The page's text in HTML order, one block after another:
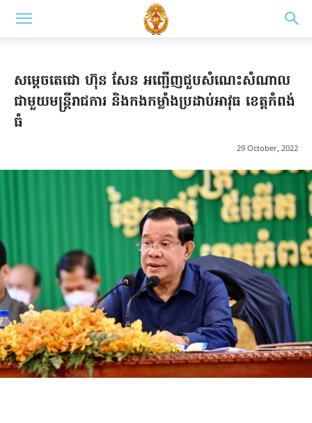
សម្តេចតេជោ ហ៊ុន សែន អញ្ជើញជួបសំណេះសំណាល
ជាមួយមន្ត្រីរាជការ និងកងកម្លាំងប្រដាប់អាវុធ ខេត្តកំពង់
ធំ
29 October, 2022